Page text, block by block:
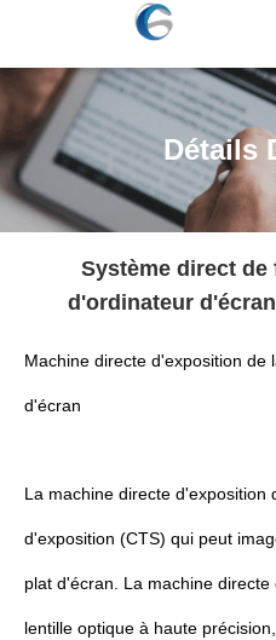
Détails
Système direct
d'ordinateur
Machine directe d'exposition de
d'écran
La machine directe d'exposition
d'exposition (CTS) qui peut
plat d'écran. La machine
lentille optique à haute